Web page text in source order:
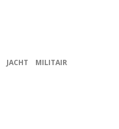
JACHT
MILITAIR